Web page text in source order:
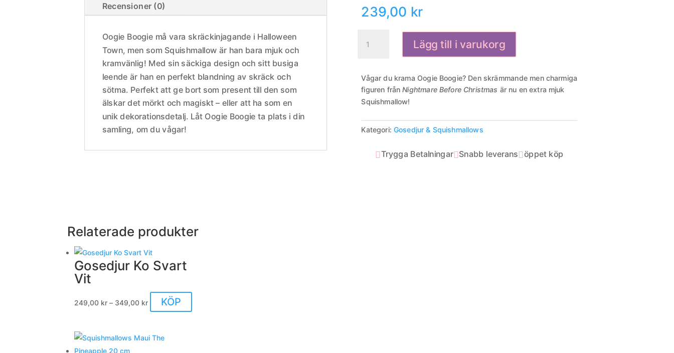
Recensioner (0)
Oogie Boogie må vara skräckinjagande i Halloween
Town, men som Squishmallow är han bara mjuk och
kramvänlig! Med sin säckiga design och sitt busiga
leende är han en perfekt blandning av skräck och
sötma. Perfekt att ge bort som present till den som
älskar det mörkt och magiskt – eller att ha som en
unik dekorationsdetalj. Låt Oogie Boogie ta plats i din
samling, om du vågar!
239,00 kr
Squishmallow
Disney
Christmas
Oogie
Boogie
20cm
mängd
Lägg till i varukorg
Vågar du krama Oogie Boogie? Den skrämmande men charmiga
figuren frånNightmare Before Christmas är nu en extra mjuk
Squishmallow!
Kategori: Gosedjur & Squishmallows
Trygga BetalningarSnabb leveransöppet köp
Relaterade produkter
Gosedjur Ko Svart
Vit
249,00 kr – 349,00 kr Prisintervall:
249,00 kr
349,00 kr
KÖP
här